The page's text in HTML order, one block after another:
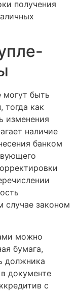
получения
могут быть
тогда как
изменения
наличие
банком
случае законом
можно
бумага,
должника
документе
с